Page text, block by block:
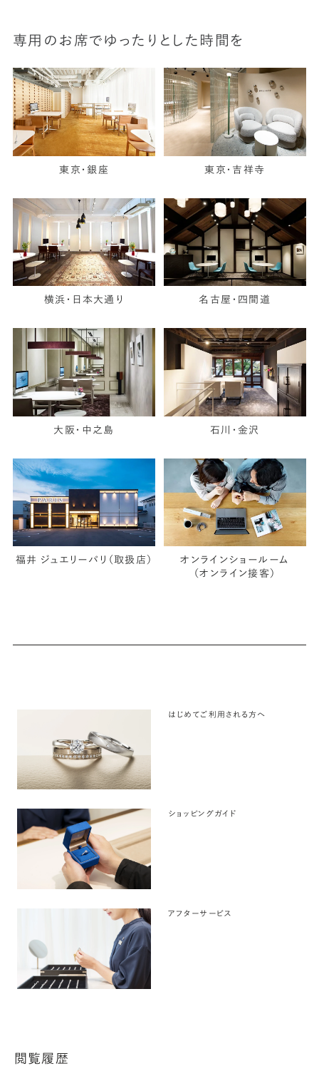
専用のお席でゆったりとした時間を
東京・銀座 東京・吉祥寺
横浜・日本大通り 名古屋・四間道
大阪・中之島 石川・金沢
福井 ジュエリーパリ（取扱店）
オンラインショールーム
（オンライン接客）
はじめてご利用される方へ
ショッピングガイド
アフターサービス
閲覧履歴